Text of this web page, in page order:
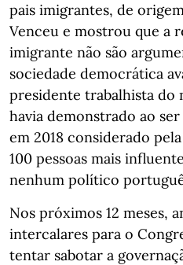
pais imigrantes, de
Venceu e mostrou que a
imigrante não são
sociedade democrática
presidente trabalhista do
havia demonstrado ao
em 2018 considerado
100 pessoas mais
nenhum político
Nos próximos 12 meses,
intercalares para o
tentar sabotar a